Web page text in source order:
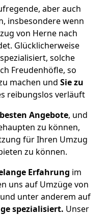
aber auch
insbesondere wenn
von Herne nach
Glücklicherweise
solche
Freudenhöfle, so
machen und Sie zu
reibungslos verläuft
Angebote, und
zu können,
für Ihren Umzug
zu können.
Erfahrung im
uns auf Umzüge von
unter anderem auf
spezialisiert. Unser